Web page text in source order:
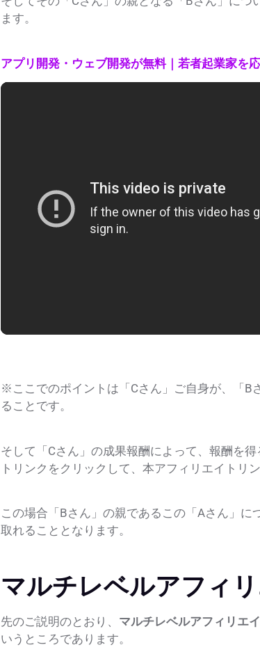
ます。
アプリ開発・ウェブ開発が無料｜若者起業家を
※ここでのポイントは「Cさん」ご自身が、「B
ることです。
そして「Cさん」の成果報酬によって、報酬を
トリンクをクリックして、本アフィリエイトリ
この場合「Bさん」の親であるこの「Aさん」
取れることとなります。
マルチレベルアフィ
先のご説明のとおり、 マルチレベルアフィリエ
いうところであります。